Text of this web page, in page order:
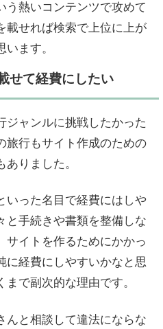
う熱いコンテンツで攻めて
載せれば検索で上位に上が
ます。
せて経費にしたい
ジャンルに挑戦したかった
旅行もサイト作成のための
りました。
いった名目で経費にはしや
と手続きや書類を整備しな
サイトを作るためにかかっ
に経費にしやすいかなと思
で副次的な理由です。
んと相談して違法にならな